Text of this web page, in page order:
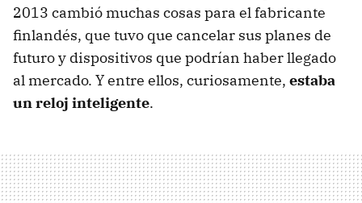
2013 cambió muchas cosas para el fabricante
finlandés, que tuvo que cancelar sus planes de
futuro y dispositivos que podrían haber llegado
al mercado. Y entre ellos, curiosamente, estaba
un reloj inteligente.